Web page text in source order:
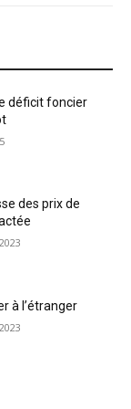
déficit foncier
des prix de
à l’étranger